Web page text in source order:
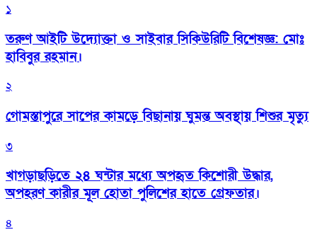
১
তরুণ আইটি উদ্যোক্তা ও সাইবার সিকিউরিটি বিশেষজ্ঞ: মোঃ
হাবিবুর রহমান।
২
গোমস্তাপুরে সাপের কামড়ে বিছানায় ঘুমন্ত অবস্থায় শিশুর মৃত্যু
৩
খাগড়াছড়িতে ২৪ ঘন্টার মধ্যে অপহৃত কিশোরী উদ্ধার,
অপহরণ কারীর মূল হোতা পুলিশের হাতে গ্রেফতার।
৪